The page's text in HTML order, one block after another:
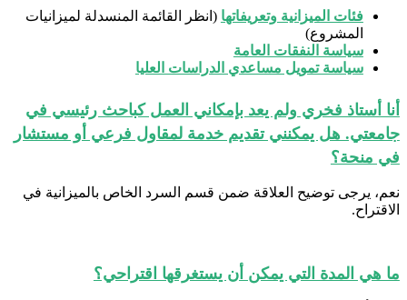
فئات الميزانية وتعريفاتها (انظر القائمة المنسدلة لميزانيات
المشروع)
سياسة النفقات العامة
سياسة تمويل مساعدي الدراسات العليا
أنا أستاذ فخري ولم يعد بإمكاني العمل كباحث رئيسي في
جامعتي. هل يمكنني تقديم خدمة لمقاول فرعي أو مستشار
في منحة؟
نعم، يرجى توضيح العلاقة ضمن قسم السرد الخاص بالميزانية في
الاقتراح.
ما هي المدة التي يمكن أن يستغرقها اقتراحي؟